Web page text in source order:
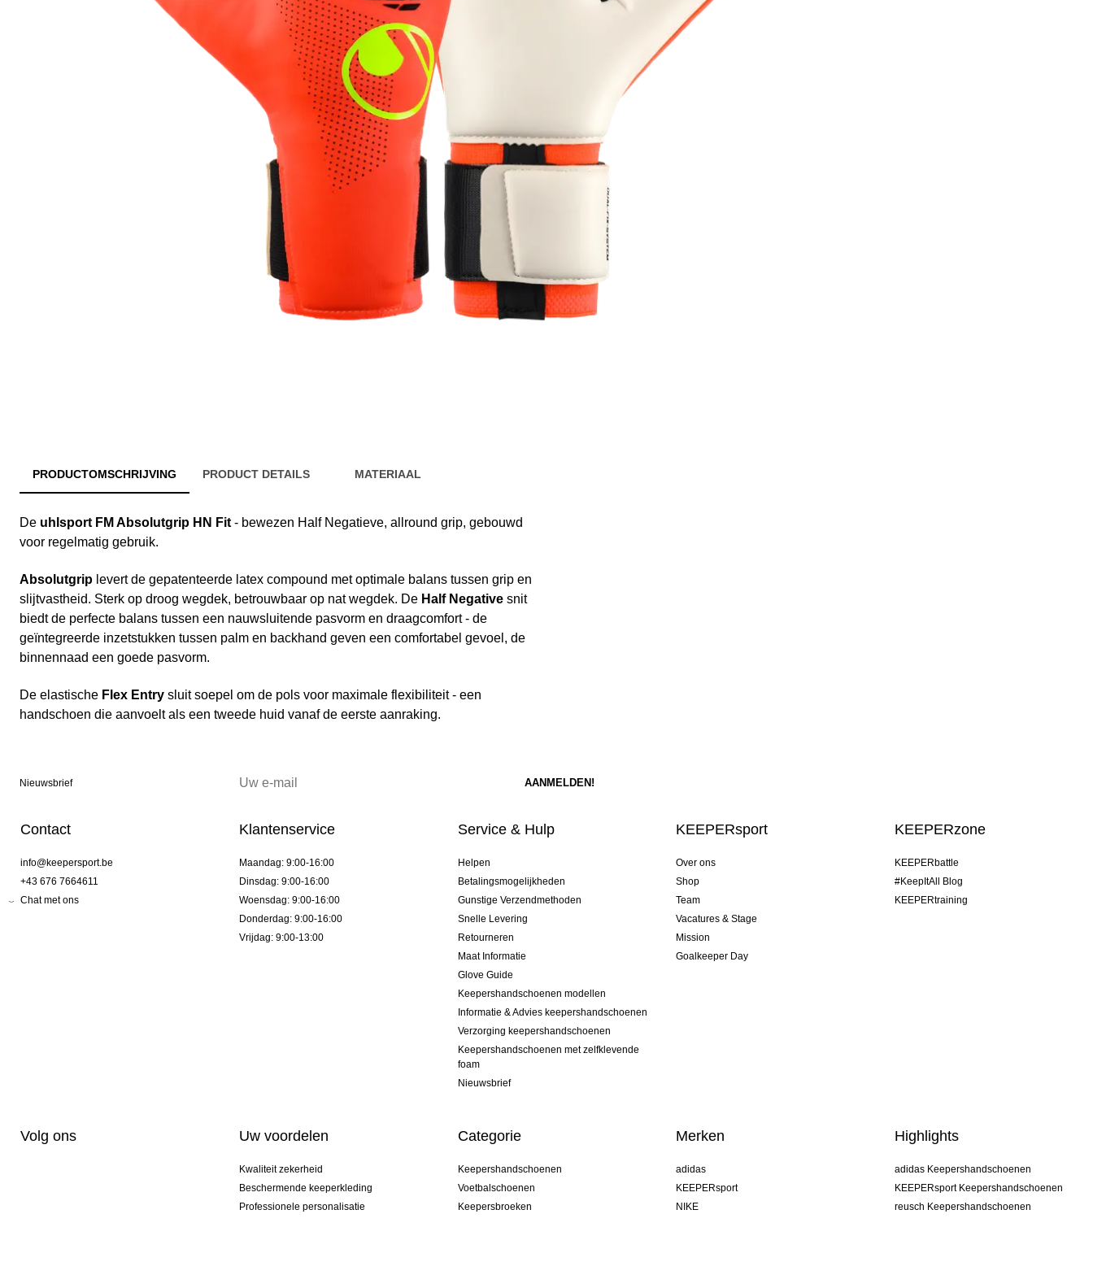
PRODUCTOMSCHRIJVING PRODUCT DETAILS MATERIAAL
De uhlsport FM Absolutgrip HN Fit- bewezen Half Negatieve, allround grip, gebouwd
voor regelmatig gebruik.
Absolutgrip levert de gepatenteerde latex compound met optimale balans tussen grip en
slijtvastheid. Sterk op droog wegdek, betrouwbaar op nat wegdek. De Half Negative snit
biedt de perfecte balans tussen een nauwsluitende pasvorm en draagcomfort - de
geïntegreerde inzetstukken tussen palm en backhand geven een comfortabel gevoel, de
binnennaad een goede pasvorm.
De elastische Flex Entry sluit soepel om de pols voor maximale flexibiliteit - een
handschoen die aanvoelt als een tweede huid vanaf de eerste aanraking.
Nieuwsbrief
Contact
info@keepersport.be
+43 676 7664611
Chat met ons
Klantenservice
Maandag: 9:00-16:00
Dinsdag: 9:00-16:00
Woensdag: 9:00-16:00
Donderdag: 9:00-16:00
Vrijdag: 9:00-13:00
Service & Hulp
Helpen
Betalingsmogelijkheden
Gunstige Verzendmethoden
Snelle Levering
Retourneren
Maat Informatie
Glove Guide
Keepershandschoenen modellen
Informatie & Advies keepershandschoenen
Verzorging keepershandschoenen
Keepershandschoenen met zelfklevende
foam
Nieuwsbrief
KEEPERsport
Over ons
Shop
Team
Vacatures & Stage
Mission
Goalkeeper Day
KEEPERzone
KEEPERbattle
#KeepItAll Blog
KEEPERtraining
Volg ons Uw voordelen
Kwaliteit zekerheid
Beschermende keeperkleding
Professionele personalisatie
Categorie
Keepershandschoenen
Voetbalschoenen
Keepersbroeken
Merken
adidas
KEEPERsport
NIKE
Highlights
adidas Keepershandschoenen
KEEPERsport Keepershandschoenen
reusch Keepershandschoenen